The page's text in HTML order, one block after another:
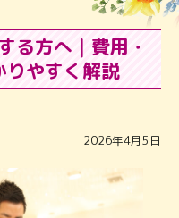
る方へ｜費用・
りやすく解説
2026年4月5日